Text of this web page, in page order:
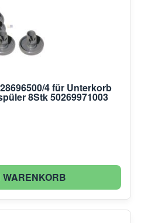
4 für Unterkorb
8Stk 50269971003
WARENKORB